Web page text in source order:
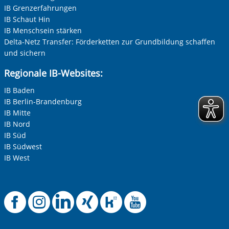
Betreff ihrer Anfrage
FriendlyCaptcha ⇗
Alle Informationen zum Schutz der Daten sind sind in
IB Grenzerfahrungen
IB Schaut Hin
IB Menschsein stärken
Delta-Netz Transfer: Förderketten zur Grundbildung schaffen
und sichern
Regionale IB-Websites:
IB Baden
IB Berlin-Brandenburg
IB Mitte
IB Nord
IB Süd
IB Südwest
IB West
Offizielle
Offizielle
Offizielle
Offizielle
Offizielle